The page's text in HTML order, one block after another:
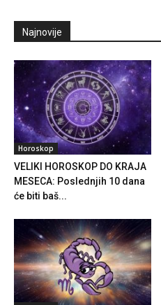
Najnovije
Horoskop
VELIKI HOROSKOP DO KRAJA
MESECA: Poslednjih 10 dana
će biti baš...